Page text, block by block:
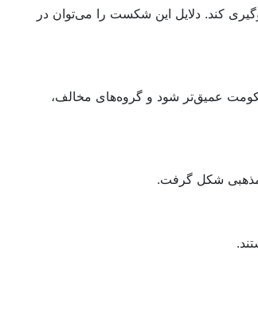
کند. دلایل این شکست را می‌توان در
عمیق‌تر شود و گروه‌های مخالف،
مذهبی شکل گرفت.